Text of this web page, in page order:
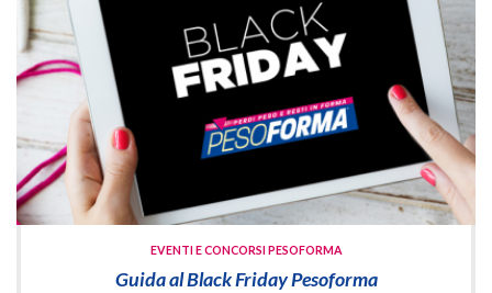
EVENTI E CONCORSI PESOFORMA
Guida al Black Friday Pesoforma